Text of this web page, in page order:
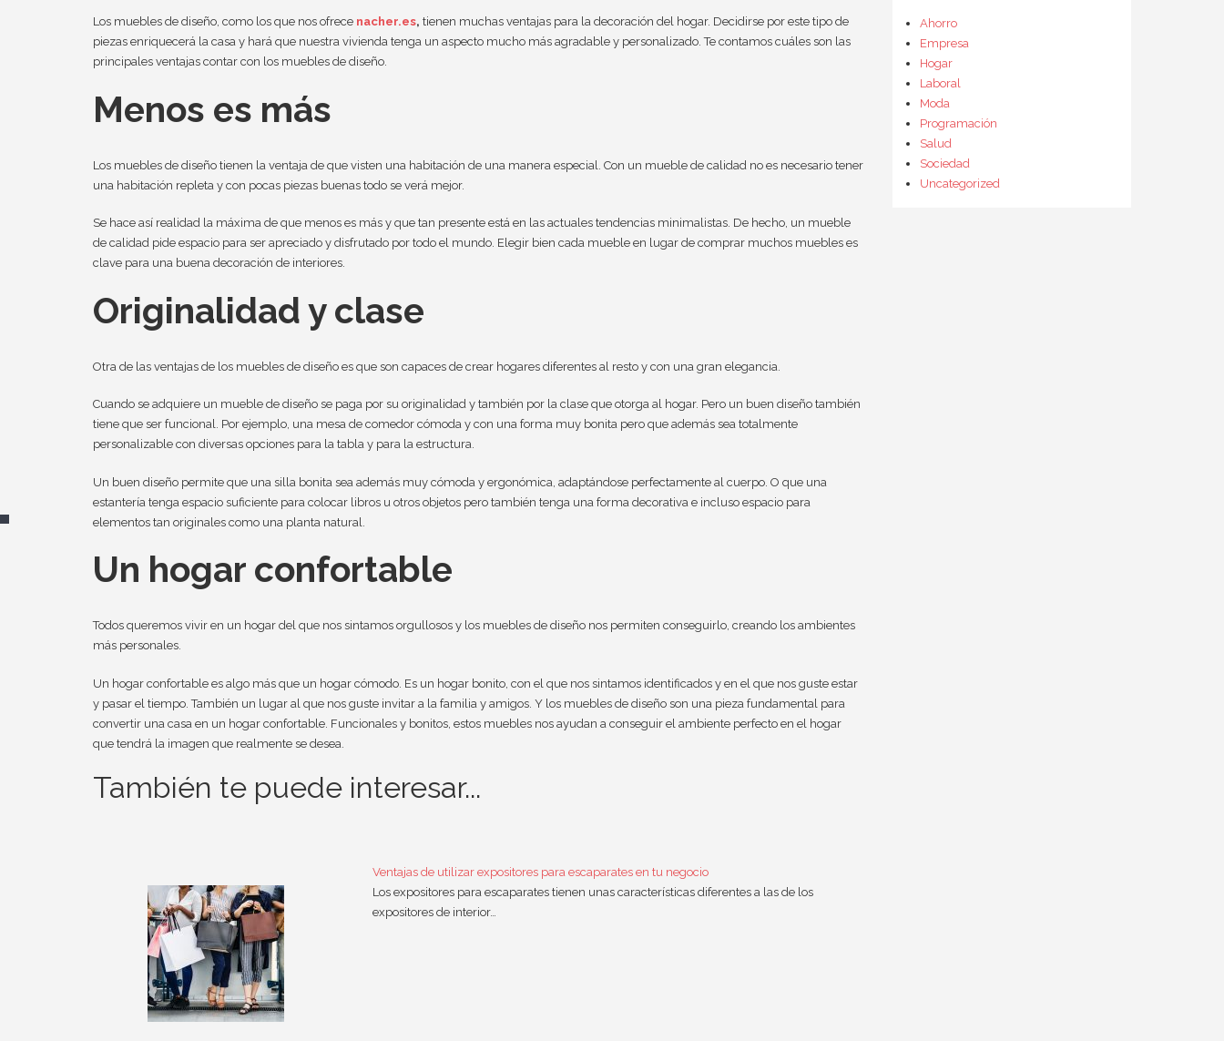
Los muebles de diseño, como los que nos ofrece nacher.es, tienen muchas ventajas para la decoración del hogar. Decidirse por este tipo de
piezas enriquecerá la casa y hará que nuestra vivienda tenga un aspecto mucho más agradable y personalizado. Te contamos cuáles son las
principales ventajas contar con los muebles de diseño.
Menos es más
Los muebles de diseño tienen la ventaja de que visten una habitación de una manera especial. Con un mueble de calidad no es necesario tener
una habitación repleta y con pocas piezas buenas todo se verá mejor.
Se hace así realidad la máxima de que menos es más y que tan presente está en las actuales tendencias minimalistas. De hecho, un mueble
de calidad pide espacio para ser apreciado y disfrutado por todo el mundo. Elegir bien cada mueble en lugar de comprar muchos muebles es
clave para una buena decoración de interiores.
Originalidad y clase
Otra de las ventajas de los muebles de diseño es que son capaces de crear hogares diferentes al resto y con una gran elegancia.
Cuando se adquiere un mueble de diseño se paga por su originalidad y también por la clase que otorga al hogar. Pero un buen diseño también
tiene que ser funcional. Por ejemplo, una mesa de comedor cómoda y con una forma muy bonita pero que además sea totalmente
personalizable con diversas opciones para la tabla y para la estructura.
Un buen diseño permite que una silla bonita sea además muy cómoda y ergonómica, adaptándose perfectamente al cuerpo. O que una
estantería tenga espacio suficiente para colocar libros u otros objetos pero también tenga una forma decorativa e incluso espacio para
elementos tan originales como una planta natural.
Un hogar confortable
Todos queremos vivir en un hogar del que nos sintamos orgullosos y los muebles de diseño nos permiten conseguirlo, creando los ambientes
más personales.
Un hogar confortable es algo más que un hogar cómodo. Es un hogar bonito, con el que nos sintamos identificados y en el que nos guste estar
y pasar el tiempo. También un lugar al que nos guste invitar a la familia y amigos. Y los muebles de diseño son una pieza fundamental para
convertir una casa en un hogar confortable. Funcionales y bonitos, estos muebles nos ayudan a conseguir el ambiente perfecto en el hogar
que tendrá la imagen que realmente se desea.
También te puede interesar...
Ventajas de utilizar expositores para escaparates en tu negocio
Los expositores para escaparates tienen unas características diferentes a las de los
expositores de interior…
Ahorro
Empresa
Hogar
Laboral
Moda
Programación
Salud
Sociedad
Uncategorized